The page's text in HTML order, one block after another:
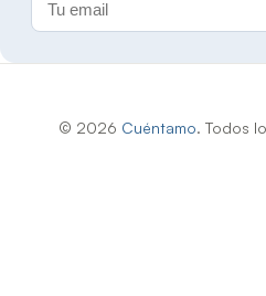
© 2026 Cuéntamo. Todos